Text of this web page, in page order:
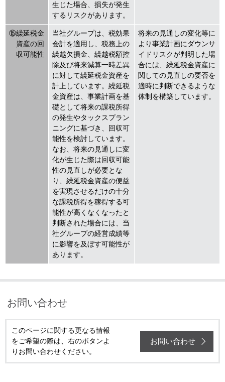
生じた場合、損失が発生
するリスクがあります。
⑮繰延税金
資産の回
収可能性
当社グループは、税効果
会計を適用し、税務上の
繰越欠損金、繰越税額控
除及び将来減算一時差異
に対して繰延税金資産を
計上しています。繰延税
金資産は、事業計画を基
礎として将来の課税所得
の発生やタックスプラン
ニングに基づき、回収可
能性を検討しています。
なお、将来の見通しに変
化が生じた際は回収可能
性の見直しが必要とな
り、繰延税金資産の便益
を実現させるだけの十分
な課税所得を稼得する可
能性が高くなくなったと
判断された場合には、当
社グループの経営成績等
に影響を及ぼす可能性が
あります。
将来の見通しの変化等に
より事業計画にダウンサ
イドリスクが判明した場
合には、繰延税金資産に
関しての見直しの要否を
適時に判断できるような
体制を構築しています。
お問い合わせ
このページに関する更なる情報
をご希望の際は、右のボタンよ
りお問い合わせください。
お問い合わせ